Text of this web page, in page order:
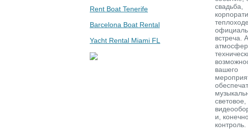
Rent Boat Tenerife
Barcelona Boat Rental
Yacht Rental Miami FL
свадьба,
встреча. А
вашего
обеспечат
световое,
и,
контроль.